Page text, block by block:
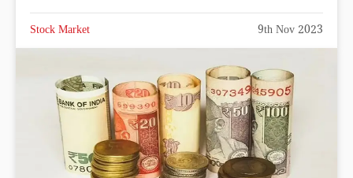
Stock Market 9th Nov 2023